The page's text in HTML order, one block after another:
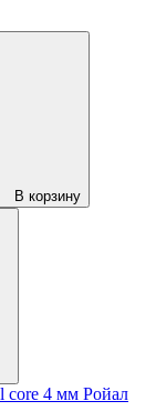
В корзину